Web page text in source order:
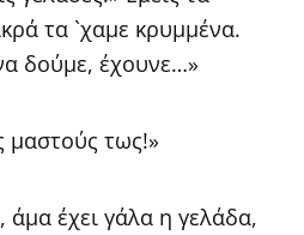
τα `χαμε κρυμμένα.
δούμε, έχουνε…»
μαστούς τως!»
άμα έχει γάλα η γελάδα,